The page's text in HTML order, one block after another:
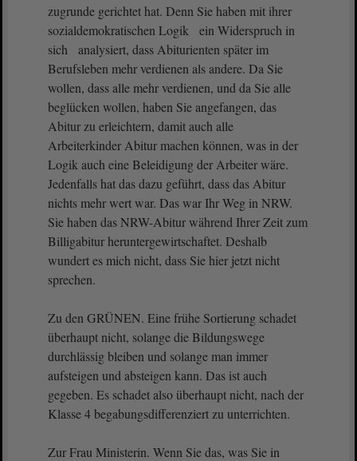
zugrunde gerichtet hat. Denn Sie haben mit ihrer
sozialdemokratischen Logik ein Widerspruch in
sich analysiert, dass Abiturienten später im
Berufsleben mehr verdienen als andere. Da Sie
wollen, dass alle mehr verdienen, und da Sie alle
beglücken wollen, haben Sie angefangen, das
Abitur zu erleichtern, damit auch alle
Arbeiterkinder Abitur machen können, was in der
Logik auch eine Beleidigung der Arbeiter wäre.
Jedenfalls hat das dazu geführt, dass das Abitur
nichts mehr wert war. Das war Ihr Weg in NRW.
Sie haben das NRW-Abitur während Ihrer Zeit zum
Billigabitur heruntergewirtschaftet. Deshalb
wundert es mich nicht, dass Sie hier jetzt nicht
sprechen.
Zu den GRÜNEN. Eine frühe Sortierung schadet
überhaupt nicht, solange die Bildungswege
durchlässig bleiben und solange man immer
aufsteigen und absteigen kann. Das ist auch
gegeben. Es schadet also überhaupt nicht, nach der
Klasse 4 begabungsdifferenziert zu unterrichten.
Zur Frau Ministerin. Wenn Sie das, was Sie in